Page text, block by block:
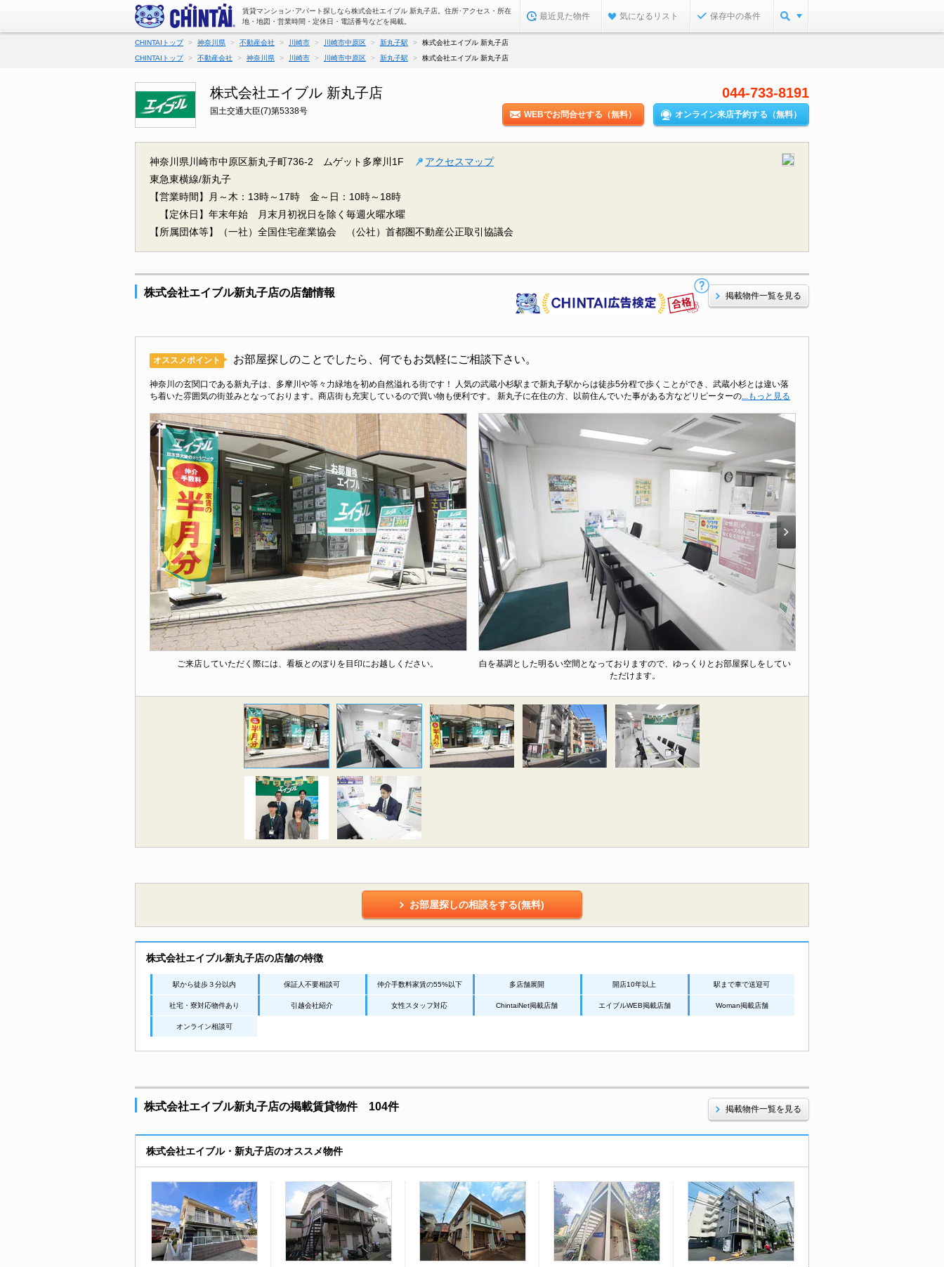
賃貸マンション･アパート探しなら株式会社エイブル 新丸子店。住所･アクセス・所在
地・地図・営業時間・定休日・電話番号などを掲載。
最近見た物件 気になるリスト 保存中の条件
CHINTAIトップ 神奈川県 不動産会社 川崎市 川崎市中原区 新丸子駅
株式会社エイブル 新丸子店
CHINTAIトップ
不動産会社 神奈川県 川崎市 川崎市中原区 新丸子駅 株式会社エイブル 新丸子店
株式会社エイブル 新丸子店
国土交通大臣(7)第5338号
044-733-8191
WEBでお問合せする（無料） オンライン来店予約する（無料）
神奈川県川崎市中原区新丸子町736-2 ムゲット多摩川1F
アクセスマップ
東急東横線/新丸子
【営業時間】月～木：13時～17時 金～日：10時～18時
【定休日】年末年始 月末月初祝日を除く毎週火曜水曜
【所属団体等】（一社）全国住宅産業協会 （公社）首都圏不動産公正取引協議会
株式会社エイブル新丸子店の店舗情報 掲載物件一覧を見る
オススメポイント お部屋探しのことでしたら、何でもお気軽にご相談下さい。
神奈川の玄関口である新丸子は、多摩川や等々力緑地を初め自然溢れる街です！ 人気の武蔵小杉駅まで新丸子駅からは徒歩5分程で歩くことができ、武蔵小杉とは違い落
ち着いた雰囲気の街並みとなっております。商店街も充実しているので買い物も便利です。 新丸子に在住の方、以前住んでいた事がある方などリピーターの ...もっと見る
ご来店していただく際には、看板とのぼりを目印にお越しください。
白を基調とした明るい空間となっておりますので、ゆっくりとお部屋探しをしてい
ただけます。
お部屋探しの相談をする(無料)
株式会社エイブル新丸子店の店舗の特徴
駅から徒歩３分以内 保証人不要相談可 仲介手数料家賃の55%以下 多店舗展開 開店10年以上 駅まで車で送迎可
社宅・寮対応物件あり 引越会社紹介 女性スタッフ対応 ChintaiNet掲載店舗 エイブルWEB掲載店舗 Woman掲載店舗
オンライン相談可
株式会社エイブル新丸子店の掲載賃貸物件 104件 掲載物件一覧を見る
株式会社エイブル・新丸子店のオススメ物件